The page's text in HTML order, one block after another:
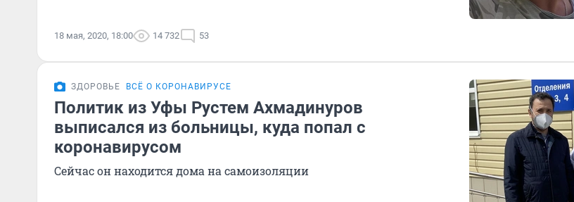
18 мая, 2020, 18:00 14 732 53
ЗДОРОВЬЕ ВСЁ О КОРОНАВИРУСЕ
Политик из Уфы Рустем Ахмадинуров
выписался из больницы, куда попал с
коронавирусом
Сейчас он находится дома на самоизоляции